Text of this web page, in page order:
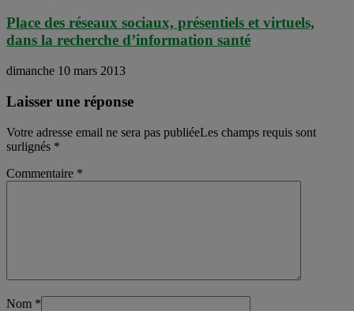
Place des réseaux sociaux, présentiels et virtuels,
dans la recherche d’information santé
dimanche 10 mars 2013
Laisser une réponse
Votre adresse email ne sera pas publiéeLes champs requis sont
surlignés *
Commentaire *
Nom *